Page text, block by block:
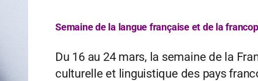
Semaine de la langue française et de la
Du 16 au 24 mars, la semaine de la
culturelle et linguistique des pays